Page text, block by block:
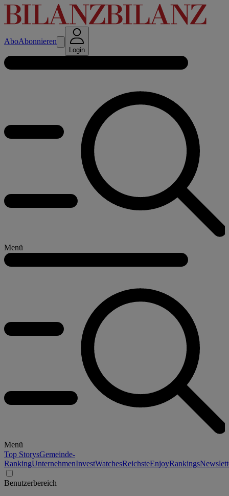
AboAbonnieren
Login
Menü
Menü
Top StorysGemeinde-
RankingUnternehmenInvestWatchesReichsteEnjoyRankings
Benutzerbereich